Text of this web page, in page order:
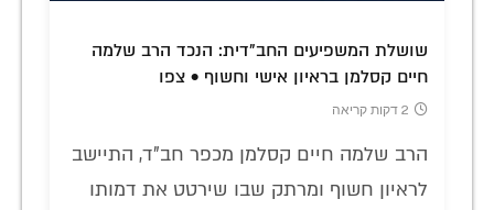
שושלת המשפיעים החב"דית: הנכד הרב שלמה
חיים קסלמן בראיון אישי וחשוף • צפו
2 דקות קריאה
הרב שלמה חיים קסלמן מכפר חב"ד, התיישב
לראיון חשוף ומרתק שבו שירטט את דמותו